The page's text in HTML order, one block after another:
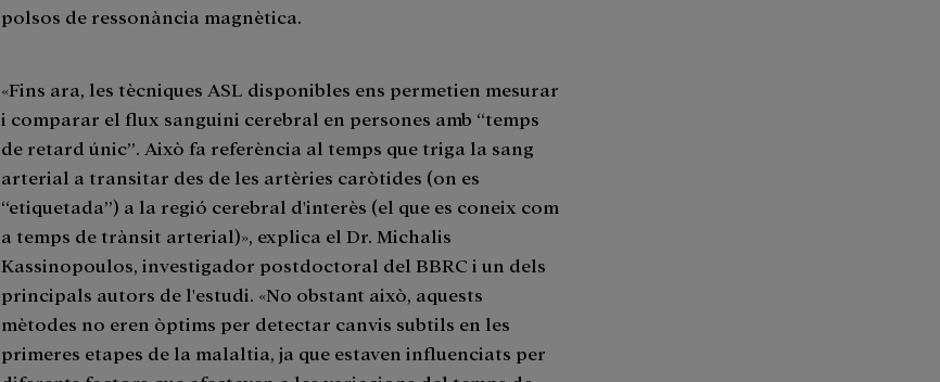
polsos de ressonància magnètica.
«Fins ara, les tècniques ASL disponibles ens permetien mesurar
i comparar el flux sanguini cerebral en persones amb “temps
de retard únic”. Això fa referència al temps que triga la sang
arterial a transitar des de les artèries caròtides (on es
“etiquetada”) a la regió cerebral d'interès (el que es coneix com
a temps de trànsit arterial)», explica el Dr. Michalis
Kassinopoulos, investigador postdoctoral del BBRC i un dels
principals autors de l'estudi. «No obstant això, aquests
mètodes no eren òptims per detectar canvis subtils en les
primeres etapes de la malaltia, ja que estaven influenciats per